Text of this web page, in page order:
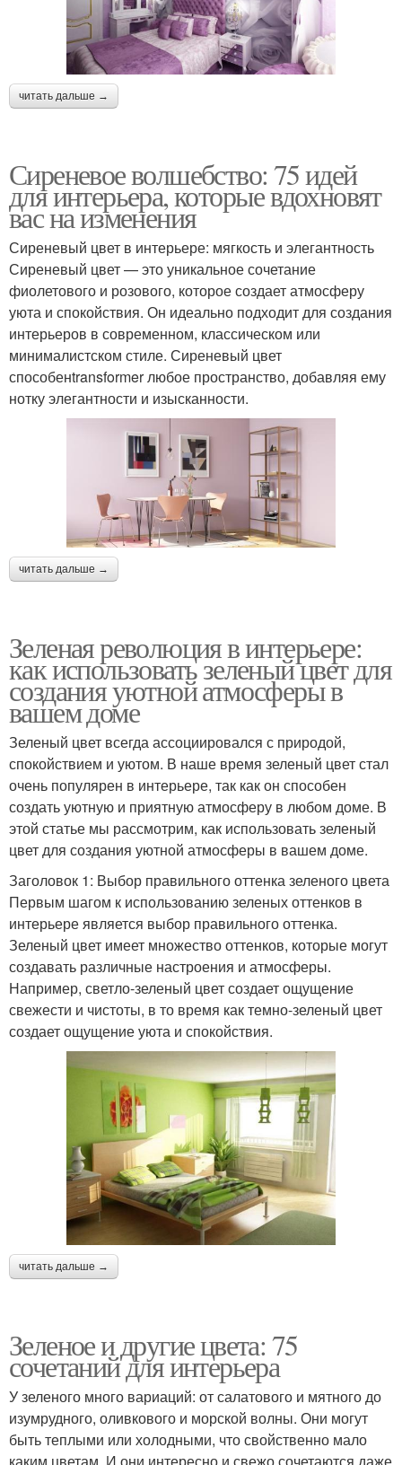
читать дальше →
Сиреневое волшебство: 75 идей
для интерьера, которые вдохновят
вас на изменения
Сиреневый цвет в интерьере: мягкость и элегантность
Сиреневый цвет — это уникальное сочетание
фиолетового и розового, которое создает атмосферу
уюта и спокойствия. Он идеально подходит для создания
интерьеров в современном, классическом или
минималистском стиле. Сиреневый цвет
способенtransformer любое пространство, добавляя ему
нотку элегантности и изысканности.
читать дальше →
Зеленая революция в интерьере:
как использовать зеленый цвет для
создания уютной атмосферы в
вашем доме
Зеленый цвет всегда ассоциировался с природой,
спокойствием и уютом. В наше время зеленый цвет стал
очень популярен в интерьере, так как он способен
создать уютную и приятную атмосферу в любом доме. В
этой статье мы рассмотрим, как использовать зеленый
цвет для создания уютной атмосферы в вашем доме.
Заголовок 1: Выбор правильного оттенка зеленого цвета
Первым шагом к использованию зеленых оттенков в
интерьере является выбор правильного оттенка.
Зеленый цвет имеет множество оттенков, которые могут
создавать различные настроения и атмосферы.
Например, светло-зеленый цвет создает ощущение
свежести и чистоты, в то время как темно-зеленый цвет
создает ощущение уюта и спокойствия.
читать дальше →
Зеленое и другие цвета: 75
сочетаний для интерьера
У зеленого много вариаций: от салатового и мятного до
изумрудного, оливкового и морской волны. Они могут
быть теплыми или холодными, что свойственно мало